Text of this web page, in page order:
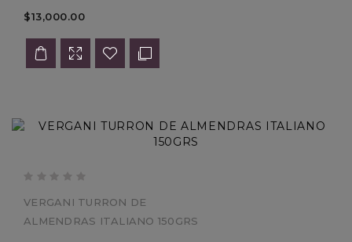
$13,000.00
VERGANI TURRON DE
ALMENDRAS ITALIANO 150GRS